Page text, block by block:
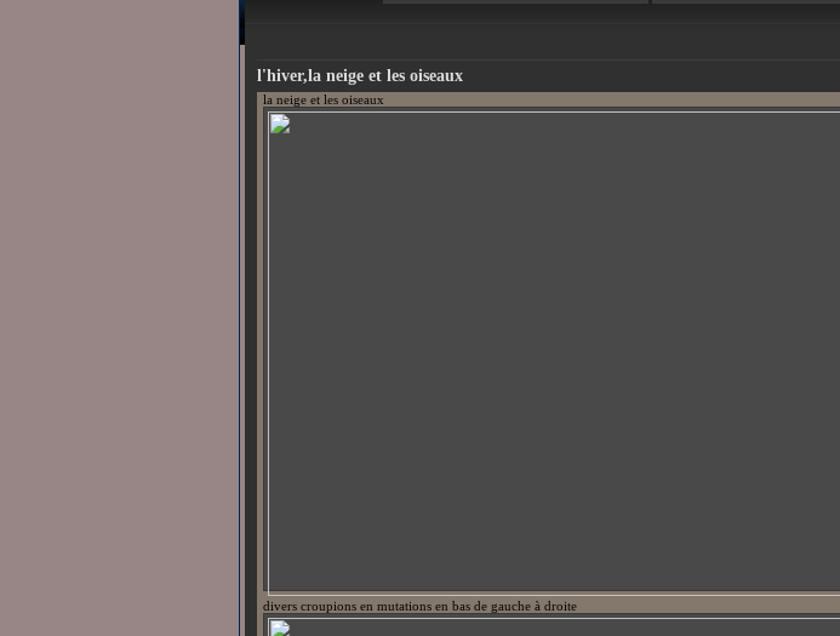
l'hiver,la neige et les oiseaux
la neige et les oiseaux
divers croupions en mutations en bas de gauche à droite